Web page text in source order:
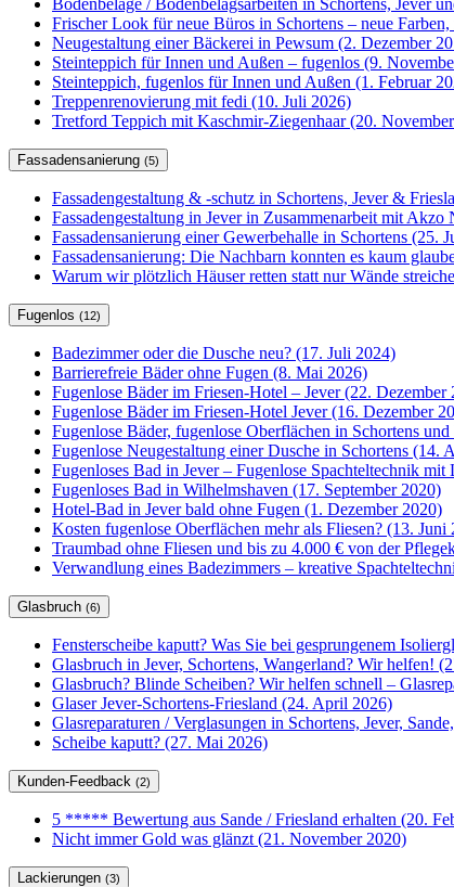
Frischer Look für neue Büros in Schortens – neue
Neugestaltung einer Bäckerei in Pewsum (2. Dezember
Steinteppich für Innen und Außen – fugenlos (9.
Steinteppich, fugenlos für Innen und Außen (1. Februar
Treppenrenovierung mit fedi (10. Juli 2026)
Tretford Teppich mit Kaschmir-Ziegenhaar (20.
Fassadensanierung (5)
Fassadengestaltung & -schutz in Schortens, Jever &
Fassadengestaltung in Jever in Zusammenarbeit mit
Fassadensanierung einer Gewerbehalle in Schortens (25.
Fassadensanierung: Die Nachbarn konnten es kaum
Warum wir plötzlich Häuser retten statt nur Wände
Fugenlos (12)
Badezimmer oder die Dusche neu? (17. Juli 2024)
Barrierefreie Bäder ohne Fugen (8. Mai 2026)
Fugenlose Bäder im Friesen-Hotel – Jever (22. Dezember
Fugenlose Bäder im Friesen-Hotel Jever (16. Dezember
Fugenlose Bäder, fugenlose Oberflächen in Schortens
Fugenlose Neugestaltung einer Dusche in Schortens (14.
Fugenloses Bad in Jever – Fugenlose Spachteltechnik
Fugenloses Bad in Wilhelmshaven (17. September 2020)
Hotel-Bad in Jever bald ohne Fugen (1. Dezember 2020)
Kosten fugenlose Oberflächen mehr als Fliesen? (13. Juni
Traumbad ohne Fliesen und bis zu 4.000 € von der
Verwandlung eines Badezimmers – kreative
Glasbruch (6)
Fensterscheibe kaputt? Was Sie bei gesprungenem
Glasbruch in Jever, Schortens, Wangerland? Wir helfen!
Glasbruch? Blinde Scheiben? Wir helfen schnell –
Glaser Jever-Schortens-Friesland (24. April 2026)
Glasreparaturen / Verglasungen in Schortens, Jever,
Scheibe kaputt? (27. Mai 2026)
Kunden-Feedback (2)
5 ***** Bewertung aus Sande / Friesland erhalten (20.
Nicht immer Gold was glänzt (21. November 2020)
Lackierungen (3)